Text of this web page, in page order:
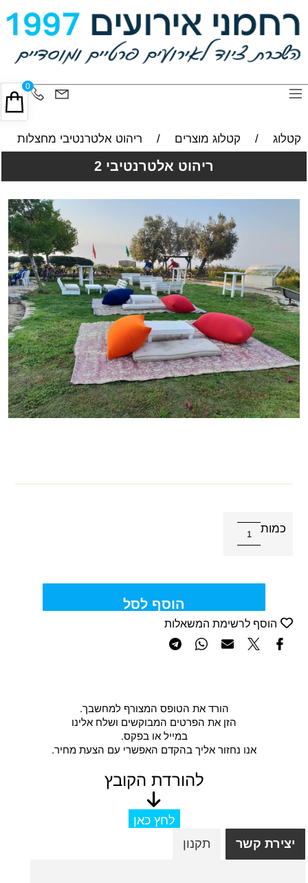
קטלוג / קטלוג מוצרים / ריהוט אלטרנטיבי מחצלות
ריהוט אלטרנטיבי 2
כמות
הוסף לסל
הוסף לרשימת המשאלות
הורד את הטופס המצורף למחשבך.
הזן את הפרטים המבוקשים ושלח אלינו
במייל או בפקס.
אנו נחזור אליך בהקדם האפשרי עם הצעת מחיר.
להורדת הקובץ
לחץ כאן
יצירת קשר
תקנון
0